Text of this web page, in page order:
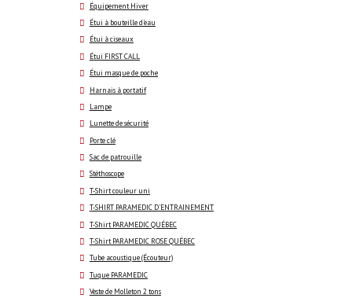
Équipement Hiver
Étui à bouteille d'eau
Étui à ciseaux
Étui FIRST CALL
Étui masque de poche
Harnais à portatif
Lampe
Lunette de sécurité
Porte clé
Sac de patrouille
Stéthoscope
T-Shirt couleur uni
T-SHIRT PARAMEDIC D'ENTRAINEMENT
T-Shirt PARAMEDIC QUÉBEC
T-Shirt PARAMEDIC ROSE QUÉBEC
Tube acoustique (Écouteur)
Tuque PARAMEDIC
Veste de Molleton 2 tons